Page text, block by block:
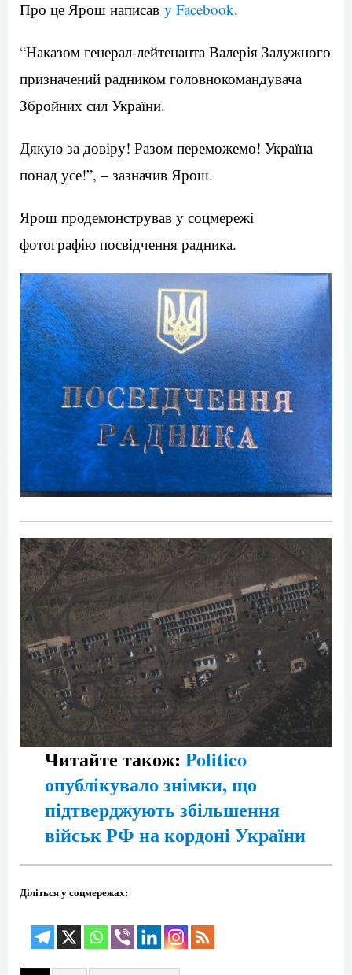
Про це Ярош написав у Facebook.
“Наказом генерал-лейтенанта Валерія Залужного
призначений радником головнокомандувача
Збройних сил України.
Дякую за довіру! Разом переможемо! Україна
понад усе!”, – зазначив Ярош.
Ярош продемонстрував у соцмережі
фотографію посвідчення радника.
Читайте також: Politico
опублікувало знімки, що
підтверджують збільшення
військ РФ на кордоні України
Діліться у соцмережах: